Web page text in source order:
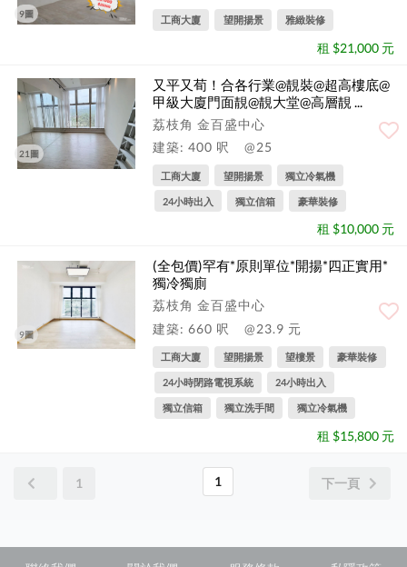
9圖
工商大廈 望開揚景 雅緻裝修
租 $21,000 元
21圖
又平又荀！合各行業@靚裝@超高樓底@
甲級大廈門面靚@靚大堂@高層靚 ...
荔枝角 金百盛中心
建築: 400 呎
@25
工商大廈 望開揚景 獨立冷氣機
24小時出入 獨立信箱 豪華裝修
租 $10,000 元
9圖
(全包價)罕有*原則單位*開揚*四正實用*
獨冷獨廁
荔枝角 金百盛中心
建築: 660 呎
@23.9 元
工商大廈 望開揚景 望樓景 豪華裝修
24小時閉路電視系統 24小時出入
獨立信箱 獨立洗手間 獨立冷氣機
租 $15,800 元
1 1 下一頁